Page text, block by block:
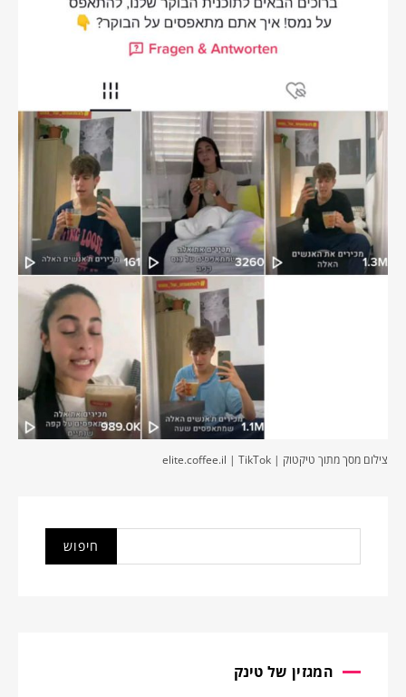
צילום מסך מתוך טיקטוק | elite.coffee.il | TikTok
המגזין של טינק